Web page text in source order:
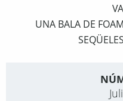
UNA BALA DE